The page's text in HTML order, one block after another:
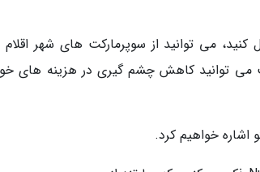
می توانید از سوپرمارکت های شهر اقلام
می توانید کاهش چشم گیری در هزینه های
اشاره خواهیم کرد.